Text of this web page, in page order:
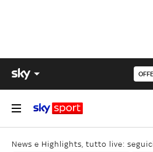
News e Highlights, tutto live: